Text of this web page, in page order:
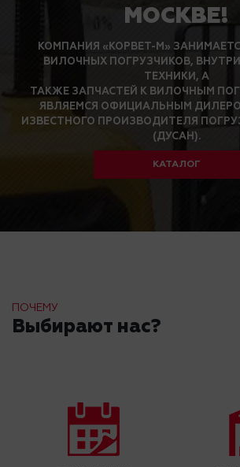
МОСКВЕ!
КОМПАНИЯ «КОРВЕТ-М»
ВИЛОЧНЫХ ПОГРУЗЧИКОВ,
ТЕХНИКИ, А
ТАКЖЕ ЗАПЧАСТЕЙ К ВИЛОЧНЫМ
ЯВЛЯЕМСЯ ОФИЦИАЛЬНЫМ
ИЗВЕСТНОГО ПРОИЗВОДИТЕЛЯ
(ДУСАН).
КАТАЛОГ
ПОЧЕМУ
Выбирают нас?